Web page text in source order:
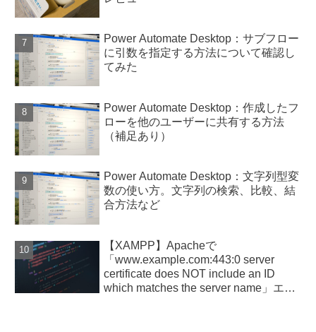
Power Automate Desktop：サブフロー
に引数を指定する方法について確認し
てみた
Power Automate Desktop：作成したフ
ローを他のユーザーに共有する方法
（補足あり）
Power Automate Desktop：文字列型変
数の使い方。文字列の検索、比較、結
合方法など
【XAMPP】Apacheで
「www.example.com:443:0 server
certificate does NOT include an ID
which matches the server name」エラ